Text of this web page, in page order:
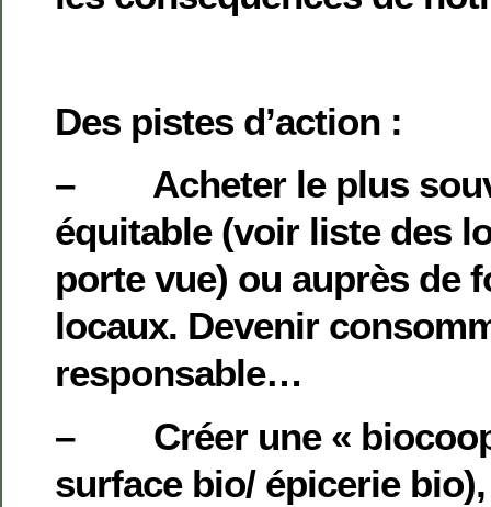
Des pistes d’action :
– Acheter le plus
équitable (voir liste des
porte vue) ou auprès de
locaux. Devenir
responsable…
– Créer une «
surface bio/ épicerie